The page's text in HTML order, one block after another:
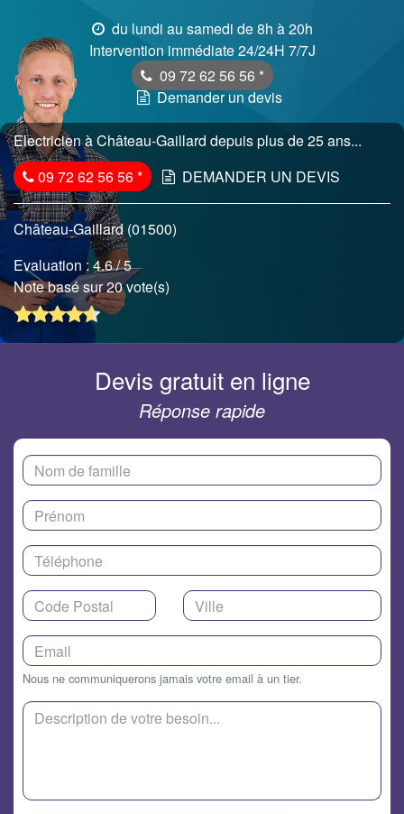
du lundi au samedi de 8h à 20h
Intervention immédiate 24/24H 7/7J
09 72 62 56 56 *
Demander un devis
Electricien à Château-Gaillard depuis plus de 25 ans...
09 72 62 56 56* DEMANDER UN DEVIS
Château-Gaillard (01500)
Evaluation :4.6/ 5
Note basé sur 20 vote(s)
Devis gratuit en ligne
Réponse rapide
Nous ne communiquerons jamais votre email à un tier.